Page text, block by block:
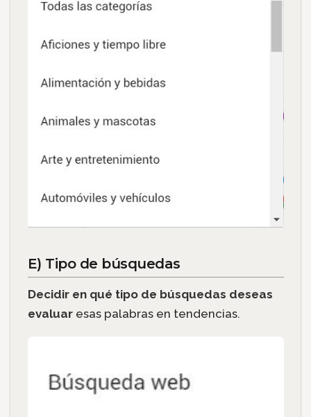
E) Tipo de búsquedas
Decidir en qué tipo de búsquedas deseas
evaluaresas palabras en tendencias.